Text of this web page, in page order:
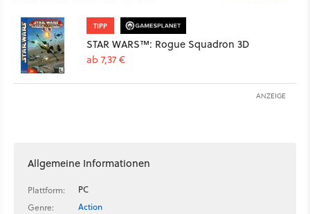
TIPP
STAR WARS™: Rogue Squadron 3D
ab 7,37 €
ANZEIGE
Allgemeine Informationen
Plattform:
PC
Genre:
Action